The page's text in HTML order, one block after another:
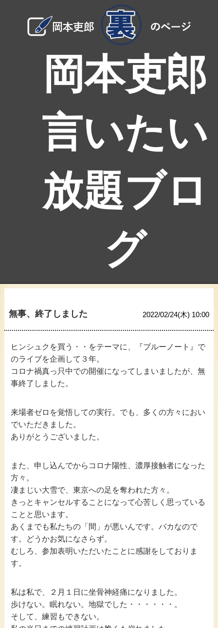
岡本吏郎
言いたい
放題ブロ
グ
2022/02/24(木) 10:00
無事、終了しました
ヒンシュクを買う・・をテーマに、『ブルーノート』で
のライブを企画して３年。
コロナ禍真っ只中での開催になってしまいましたが、無
事終了しました。
来場者ゼロを覚悟しての実行。でも、多くの方々におい
でいただきました。
ありがとうございました。
また、申し込んでからコロナ陽性、濃厚接触者になった
方々。
凄まじい大雪で、東京への足を奪われた方々。
きっとキャンセルすることになって心苦しく思っている
ことと思います。
あくまでも私たちの「間」が悪いんです。バカなので
す。どうかお気になさらず。
むしろ、参加表明いただいたことに感謝をしておりま
す。
私は私で、２月１日に坐骨神経痛になりました。
歩けない。眠れない。地獄でした・・・・・・。
そして、練習もできない。